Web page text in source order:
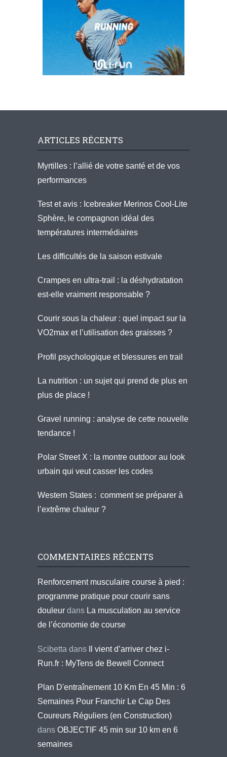
ARTICLES RÉCENTS
Myrtilles : l’allié de votre santé et de vos
performances
Test et avis : Icebreaker Merinos Cool-Lite
Sphère, le compagnon idéal des
températures intermédiaires
Les difficultés de la saison estivale
Crampes en ultra-trail : la déshydratation
est-elle vraiment responsable ?
Courir sous la chaleur : quel impact sur la
VO2max et l’utilisation des graisses ?
Profil psychologique et blessures en trail
La nutrition : un sujet qui prend de plus en
plus de place !
Gravel running : analyse de cette nouvelle
tendance !
Polar Street X : la montre outdoor au look
urbain qui veut casser les codes
Western States : comment se préparer à
l’extrême chaleur ?
COMMENTAIRES RÉCENTS
Renforcement musculaire course à pied :
programme pratique pour courir sans
douleur dans La musculation au service
de l’économie de course
Scibetta dans
Il vient d’arriver chez i-
Run.fr : MyTens de Bewell Connect
Plan D'entraînement 10 Km En 45 Min : 6
Semaines Pour Franchir Le Cap Des
Coureurs Réguliers (en Construction)
dans OBJECTIF 45 min sur 10 km en 6
semaines